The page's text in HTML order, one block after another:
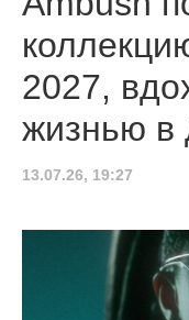
2027,
жизнью в
13.07.26, 19:27